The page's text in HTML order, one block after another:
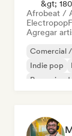
&gt;
Afrobeat /
Electropop
Agregar
Comercial
Indie pop
Pop